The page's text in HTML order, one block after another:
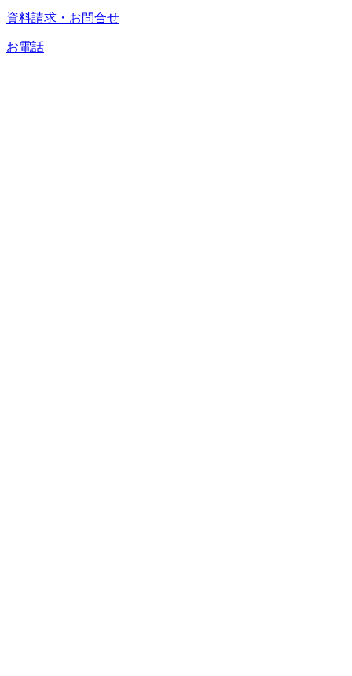
資料請求・お問合せ
お電話